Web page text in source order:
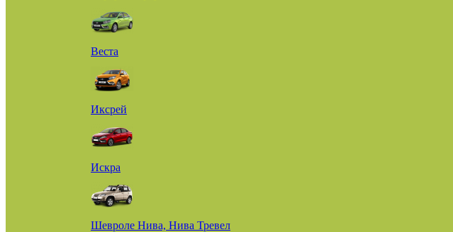
Веста
Иксрей
Искра
Шевроле Нива, Нива Тревел